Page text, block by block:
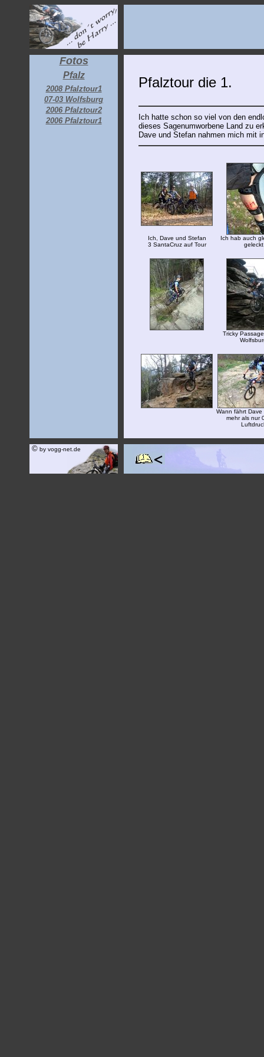
Fotos
Pfalz
2008 Pfalztour1
07-03 Wolfsburg
2006 Pfalztour2
2006 Pfalztour1
Pfalztour die 1.
Ich hatte schon so viel von den
dieses Sagenumworbene Land zu
Dave und Stefan nahmen mich mit
Ich, Dave und Stefan
3 SantaCruz auf Tour
Ich hab auch
geleckt
Tricky
Wann fährt Dave
mehr als nur
©by vogg-net.de